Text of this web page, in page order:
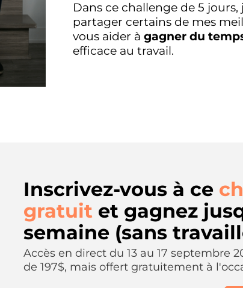
Dans ce challenge de 5 jours,
partager certains de mes
vous aider à gagner du
efficace au travail.
Inscrivez-vous à ce
gratuit et gagnez
semaine (sans
Accès en direct du 13 au 17 septembre
de 197$, mais offert gratuitement à